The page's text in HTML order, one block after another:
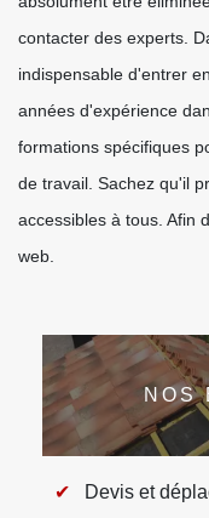
contacter des experts.
indispensable d'entrer
années d'expérience
formations spécifiques
de travail. Sachez qu'il
accessibles à tous. Afin
web.
NOS
Devis et